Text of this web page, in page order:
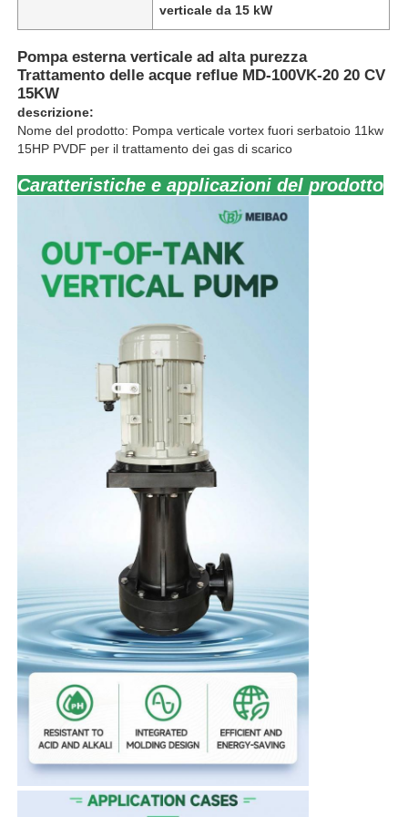
Casa
Controllo di qualità
Contattaci
notizie
Tutti i casi
Richiedere un preventivo
verticale da 15 kW
Pompa esterna verticale ad alta purezza
Trattamento delle acque reflue MD-100VK-20 20 CV
15KW
descrizione:
Nome del prodotto: Pompa verticale vortex fuori serbatoio 11kw
15HP PVDF per il trattamento dei gas di scarico
Caratteristiche e applicazioni del prodotto